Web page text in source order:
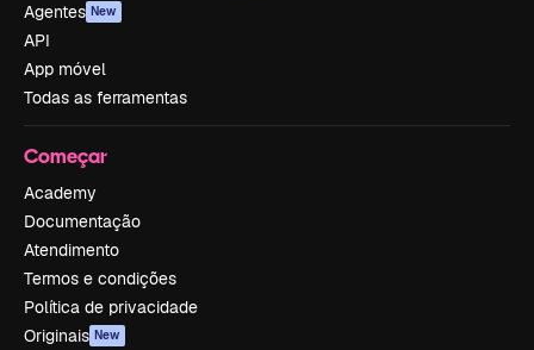
Agentes New
API
App móvel
Todas as ferramentas
Começar
Academy
Documentação
Atendimento
Termos e condições
Política de privacidade
Originais New